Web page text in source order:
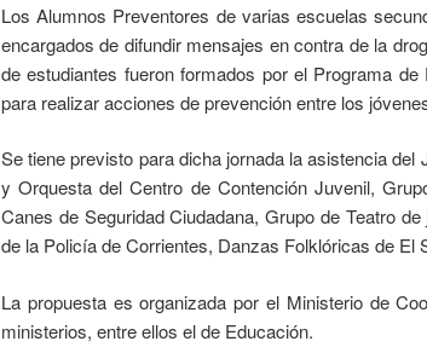
Los Alumnos Preventores de varias escuelas
encargados de difundir mensajes en contra de la
de estudiantes fueron formados por el Programa
para realizar acciones de prevención entre los
Se tiene previsto para dicha jornada la asistencia
y Orquesta del Centro de Contención Juvenil,
Canes de Seguridad Ciudadana, Grupo de Teatro
de la Policía de Corrientes, Danzas Folklóricas de El
La propuesta es organizada por el Ministerio de
ministerios, entre ellos el de Educación.